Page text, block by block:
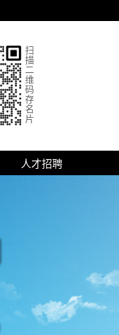
扫
描
二
维
码
存
名
片
人才招聘